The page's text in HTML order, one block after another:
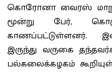
கொரோனா வைரஸ்
மூன்று பேர்,
காணப்பட்டுள்ளனர்.
இருந்து வருகை
பல்கலைக்கழகம்